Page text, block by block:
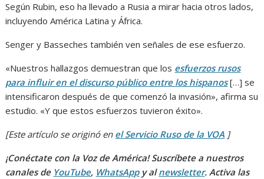
Según Rubin, eso ha llevado a Rusia a mirar hacia otros lados,
incluyendo América Latina y África.
Senger y Basseches también ven señales de ese esfuerzo.
«Nuestros hallazgos demuestran que los esfuerzos rusos
para influir en el discurso público entre los hispanos[…] se
intensificaron después de que comenzó la invasión», afirma su
estudio. «Y que estos esfuerzos tuvieron éxito».
[Este artículo se originó en el Servicio Ruso de la VOA ]
¡Conéctate con la Voz de América! Suscríbete a nuestros
canales de YouTube, WhatsAppy alnewsletter. Activa las